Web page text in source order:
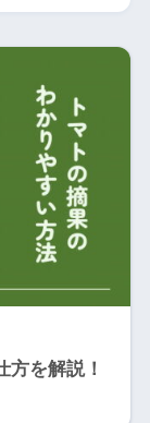
を解説！